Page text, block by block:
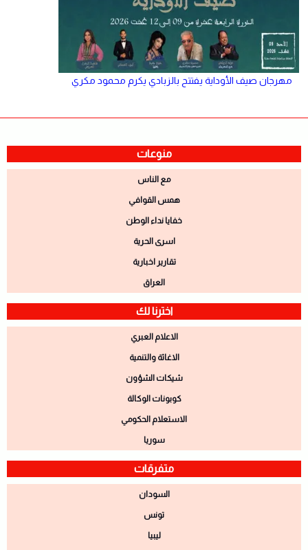
مهرجان صيف الأوداية يفتتح بالزبادي يكرم محمود مكري
منوعات
مع الناس
همس القوافي
خفايا نداء الوطن
اسرى الحرية
تقارير اخبارية
العراق
اخترنا لك
الاعلام العبري
الاغاثة والتنمية
شيكات الشؤون
كوبونات الوكالة
الاستعلام الحكومي
سوريا
متفرقات
السودان
تونس
ليبيا